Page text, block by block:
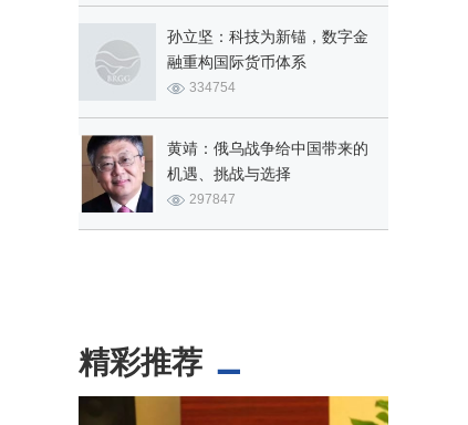
孙立坚：科技为新锚，数字金
融重构国际货币体系
334754
黄靖：俄乌战争给中国带来的
机遇、挑战与选择
297847
精彩推荐